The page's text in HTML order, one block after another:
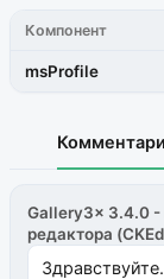
Компонент
msProfile
Gallery3x 3.4.0 -
редактора